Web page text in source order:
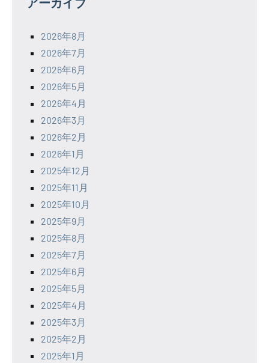
2026年8月
2026年7月
2026年6月
2026年5月
2026年4月
2026年3月
2026年2月
2026年1月
2025年12月
2025年11月
2025年10月
2025年9月
2025年8月
2025年7月
2025年6月
2025年5月
2025年4月
2025年3月
2025年2月
2025年1月